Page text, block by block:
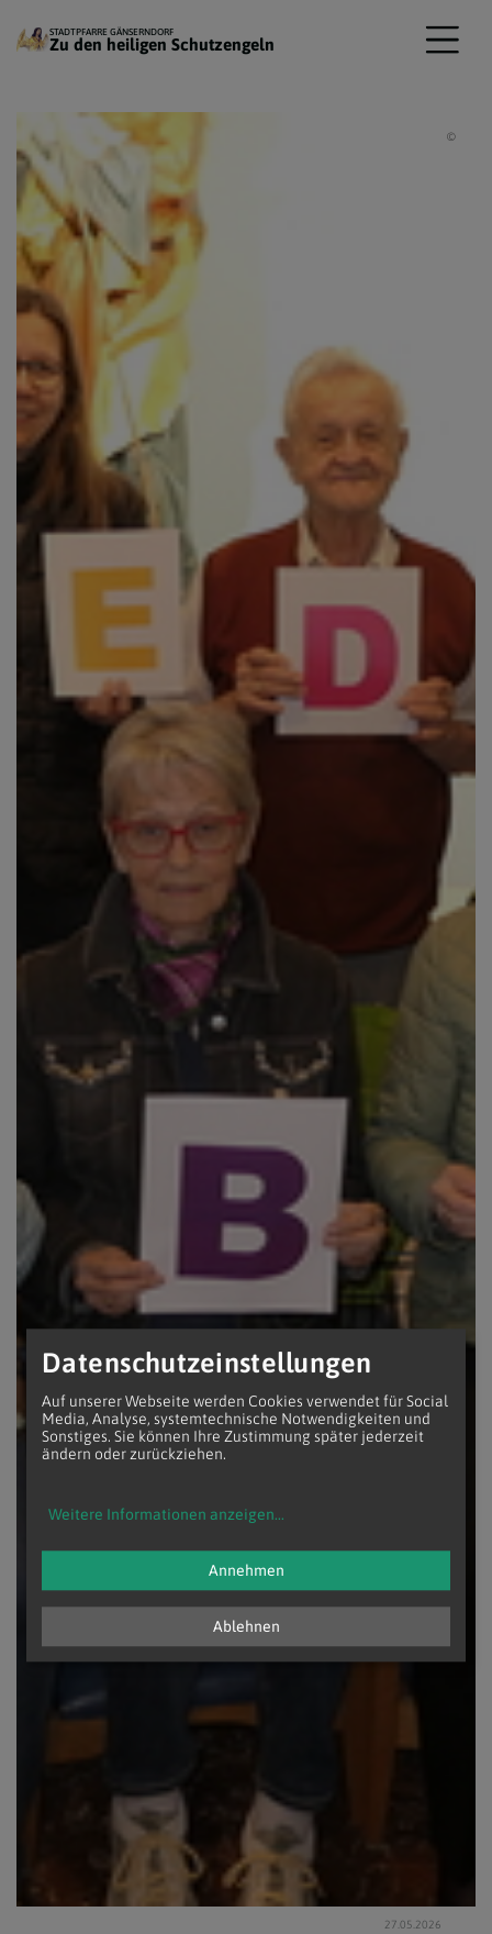
STADTPFARRE GÄNSERNDORF
Zu den heiligen Schutzengeln
27.05.2026
Datenschutzeinstellungen
Auf unserer Webseite werden Cookies verwendet für Social
Media, Analyse, systemtechnische Notwendigkeiten und
Sonstiges. Sie können Ihre Zustimmung später jederzeit
ändern oder zurückziehen.
Weitere Informationen anzeigen...
Ablehnen
Annehmen